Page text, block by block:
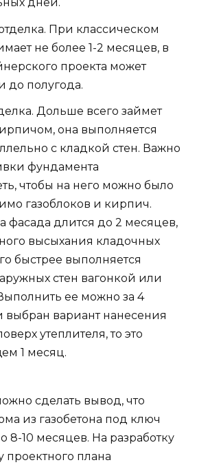
дней.
При классическом
не более 1-2 месяцев, в
проекта может
до полугода.
Дольше всего займет
она выполняется
с кладкой стен. Важно
фундамента
чтобы на него можно было
газоблоков и кирпич.
фасада длится до 2 месяцев,
высыхания кладочных
быстрее выполняется
стен вагонкой или
ее можно за 4
выбран вариант нанесения
утеплителя, то это
1 месяц.
сделать вывод, что
из газобетона под ключ
8-10 месяцев. На разработку
проектного плана